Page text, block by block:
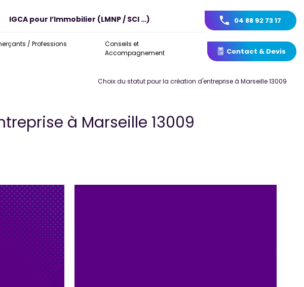
/ Professions
Conseils et
Accompagnement
IGCA pour l’Immobilier (LMNP / SCI …) 04 88 92 73 17
Contact & Devis
Choix du statut pour la création d'entreprise à Marseille 13009
à Marseille 13009